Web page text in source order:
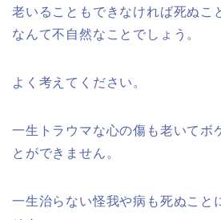
老いることもできなければ死ぬこ
なんて不自然なことでしょう。
よく考えてください。
一生トラウマな心の傷も老いてボ
とができません。
一生治らない怪我や病も死ぬこと